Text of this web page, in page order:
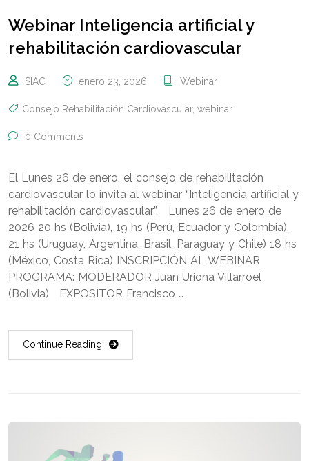
Webinar Inteligencia artificial y
rehabilitación cardiovascular
SIAC enero 23, 2026 Webinar
Consejo Rehabilitación Cardiovascular, webinar
0 Comments
El Lunes 26 de enero, el consejo de rehabilitación
cardiovascular lo invita al webinar “Inteligencia artificial y
rehabilitación cardiovascular”. Lunes 26 de enero de
2026 20 hs (Bolivia), 19 hs (Perú, Ecuador y Colombia),
21 hs (Uruguay, Argentina, Brasil, Paraguay y Chile) 18 hs
(México, Costa Rica) INSCRIPCIÓN AL WEBINAR
PROGRAMA: MODERADOR Juan Uriona Villarroel
(Bolivia) EXPOSITOR Francisco …
Continue Reading